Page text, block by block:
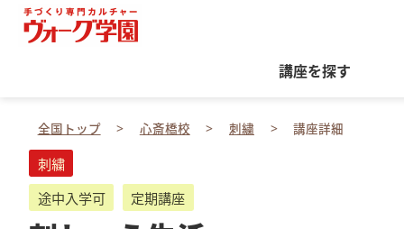
講座を探す
全国トップ 心斎橋校 刺繍 講座詳細
刺繍
途中入学可
定期講座